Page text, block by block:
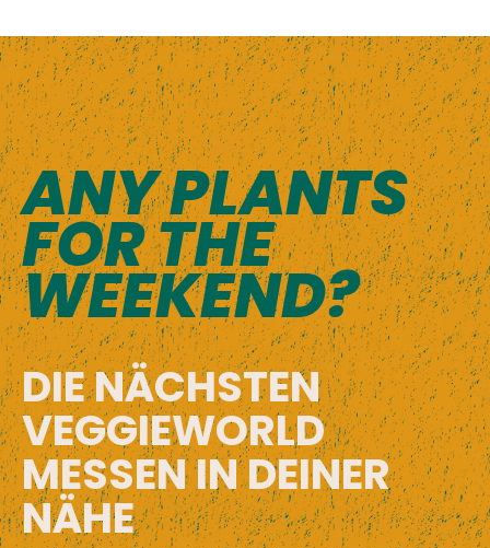
ANY PLANTS
FOR THE
WEEKEND?
DIE NÄCHSTEN
VEGGIEWORLD
MESSEN IN DEINER
NÄHE